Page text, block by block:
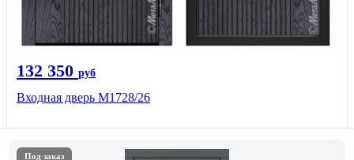
132 350 руб
Входная дверь М1728/26
Под заказ